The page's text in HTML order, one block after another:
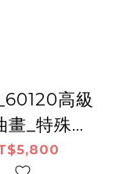
高級
畫_特殊裂
紋畫